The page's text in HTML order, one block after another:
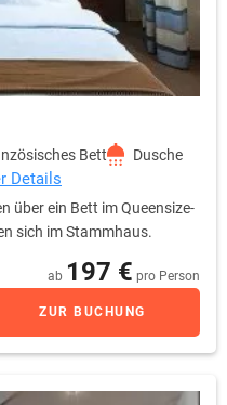
Bett
Dusche
Details
über ein Bett im Queensize-
sich im Stammhaus.
ab 197 € pro Person
ZUR BUCHUNG